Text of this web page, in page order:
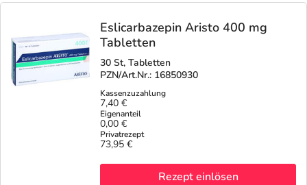
Eslicarbazepin Aristo 400 mg
Tabletten
30 St, Tabletten
PZN/Art.Nr.: 16850930
7,40 €
0,00 €
73,95 €
Rezept einlösen